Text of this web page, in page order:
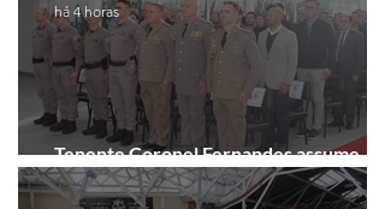
Tenente Coronel Fernandes assume
comando do 41º BPM em Gramado
há 4 horas